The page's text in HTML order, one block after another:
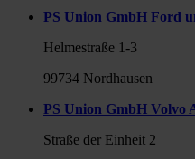
PS Union GmbH Ford
Helmestraße 1-3
99734 Nordhausen
PS Union GmbH Volvo
Straße der Einheit 2